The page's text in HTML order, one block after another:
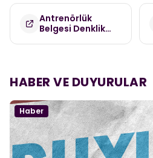
Antrenörlük
Belgesi Denklik
HABER VE DUYURULAR
Haber